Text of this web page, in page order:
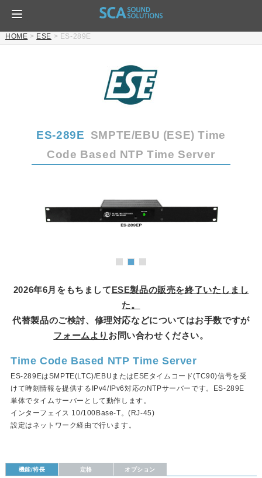
HOME > ESE > ES-289E
ES-289E
SMPTE/EBU (ESE) Time
Code Based NTP Time Server
2026年6月をもちましてESE製品の販売を終了いたしまし
た。
代替製品のご検討、修理対応などについてはお手数ですが
フォームより お問い合わせください。
Time Code Based NTP Time Server
ES-289EはSMPTE(LTC)/EBUまたはESEタイムコード(TC90)信号を受
けて時刻情報を提供するIPv4/IPv6対応のNTPサーバーです。ES-289E
単体でタイムサーバーとして動作します。
インターフェイス 10/100Base-T。(RJ-45)
設定はネットワーク経由で行います。
機能/特長 定格 オプション